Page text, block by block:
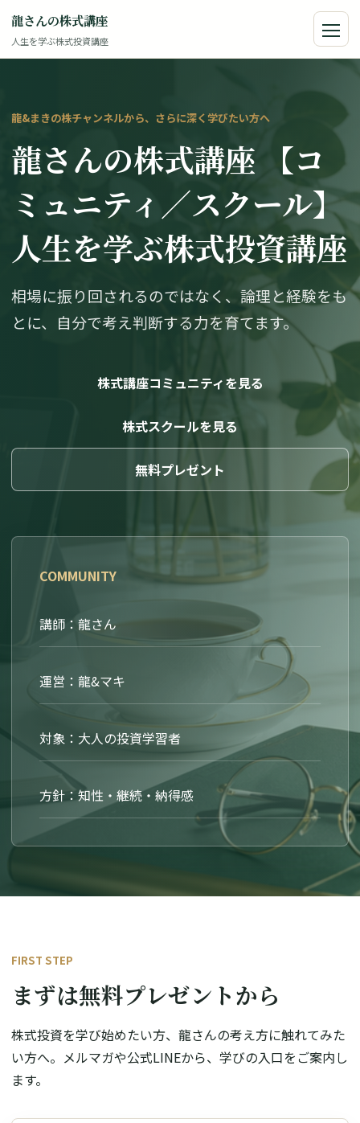
本
文
へ
龍さんの株式講座
人生を学ぶ株式投資講座
メ
ニ
龍&まきの株チャンネルから、さらに深く学びたい方へ
龍さんの株式講座
【コ
ミュニティ／スクール】
人生を学ぶ株式投資講座
相場に振り回されるのではなく、論理と経験をも
とに、自分で考え判断する力を育てます。
株式講座コミュニティを見る
株式スクールを見る
無料プレゼント
COMMUNITY
講師：龍さん
運営：龍&マキ
対象：大人の投資学習者
方針：知性・継続・納得感
FIRST STEP
まずは無料プレゼントから
株式投資を学び始めたい方、龍さんの考え方に触れてみた
い方へ。メルマガや公式LINEから、学びの入口をご案内し
ます。